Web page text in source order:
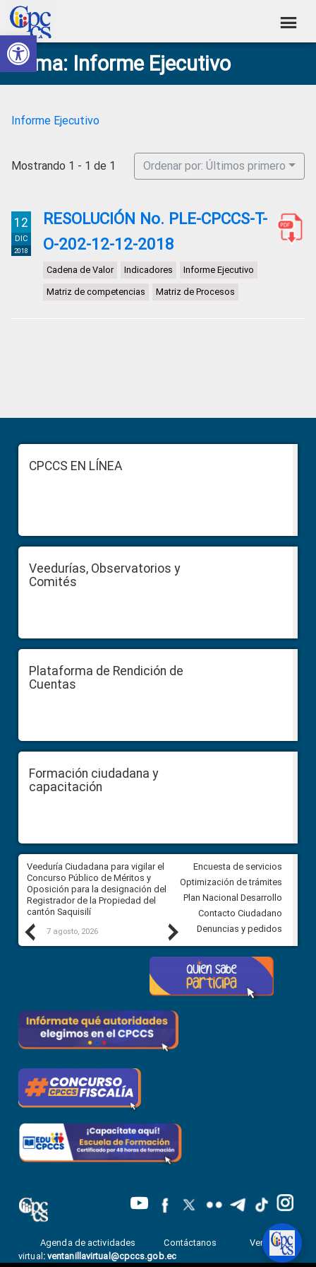
Abrir barra de herramientas
Skip
to
primary
navigation
Skip
to
main
content
Skip
to
primary
sidebar
Skip
to
footer
Consejo
de
Ciudadana
Control
Construyendo
Poder
Ciudadano
Tema: Informe Ejecutivo
Informe Ejecutivo
Mostrando 1 - 1 de 1 Ordenar por: Últimos primero
12
DIC
2018
RESOLUCIÓN No. PLE-CPCCS-T-
O-202-12-12-2018
Cadena de Valor Indicadores Informe Ejecutivo
Matriz de competencias Matriz de Procesos
Sidebar
FooterCPCCS EN LÍNEA
Veedurías, Observatorios y
Comités
Plataforma de Rendición de
Cuentas
Formación ciudadana y
capacitación
Previous
Veeduría Ciudadana para vigilar el
Concurso Público de Méritos y
Oposición para la designación del
Registrador de la Propiedad del
cantón Saquisilí
7 agosto, 2026
Veeduría Ciudadana para
construcción del asfaltado de
Ballenita del cantón Santa
7 agosto, 2026
Next
Encuesta de servicios
Optimización de trámites
Plan Nacional Desarrollo
Contacto Ciudadano
Denuncias y pedidos
Agenda de actividades Contáctanos
Ventanilla
virtual : ventanillavirtual@cpccs.gob.ec